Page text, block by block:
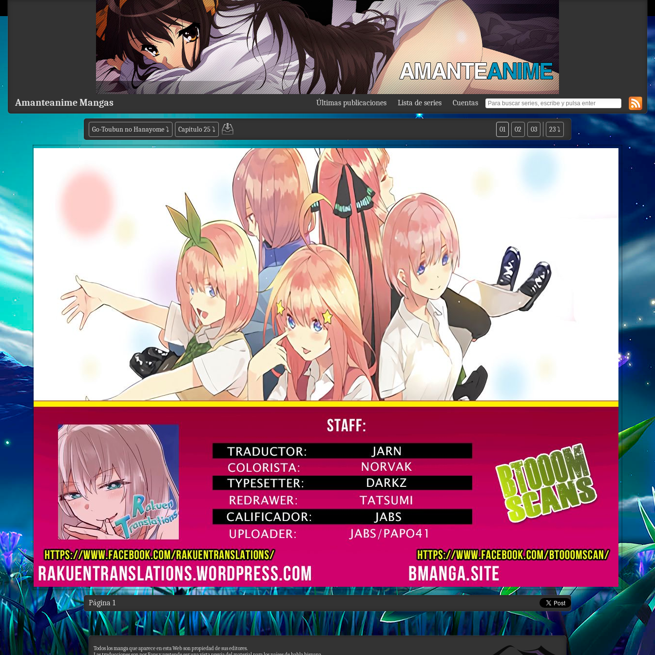
Últimas publicaciones Lista de series Cuentas
Amanteanime Mangas
Go-Toubun no Hanayome⤵ Capítulo 25 ⤵ 23 ⤵
03
02
01
Página 1
Todos los manga que aparece en esta Web son propiedad de sus editores.